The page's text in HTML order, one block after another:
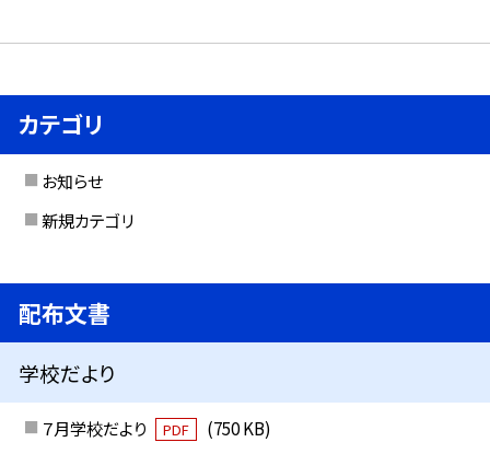
カテゴリ
お知らせ
新規カテゴリ
配布文書
学校だより
７月学校だより PDF
(750 KB)